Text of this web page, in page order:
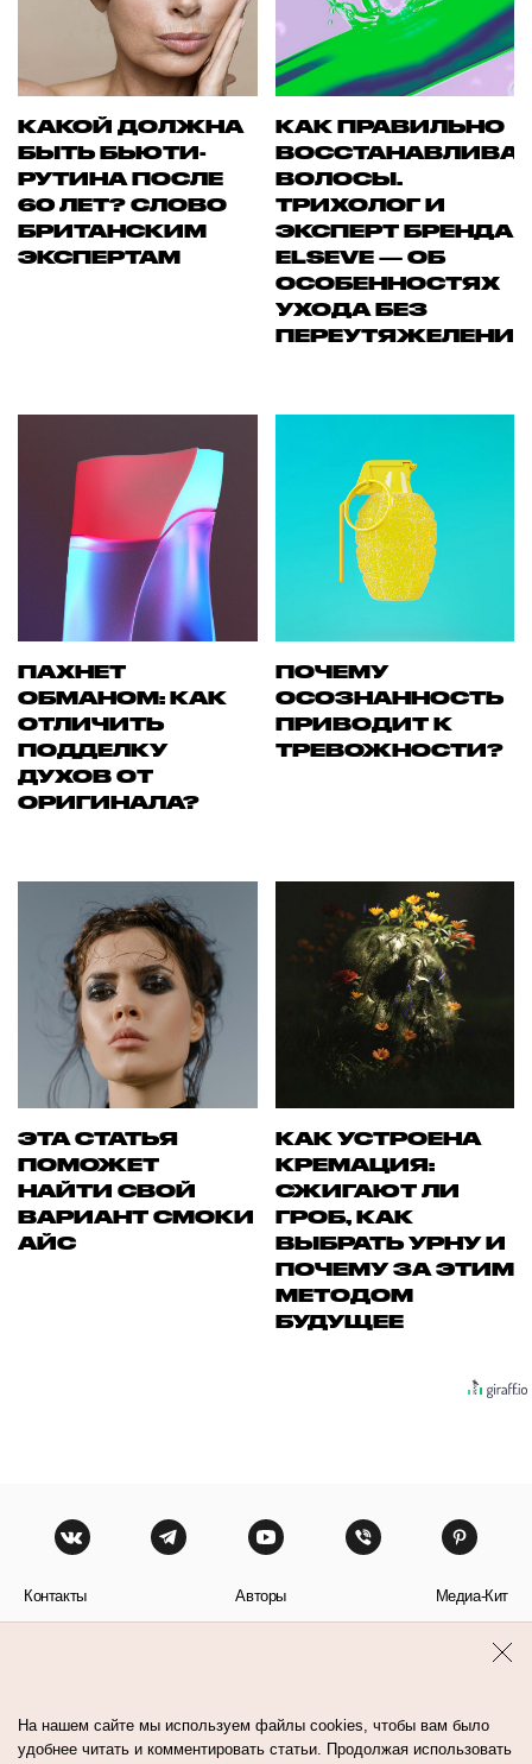
КАКОЙ ДОЛЖНА
БЫТЬ БЬЮТИ-
РУТИНА ПОСЛЕ
60 ЛЕТ? СЛОВО
БРИТАНСКИМ
ЭКСПЕРТАМ
КАК ПРАВИЛЬНО
ВОЛОСЫ.
ТРИХОЛОГ И
ЭКСПЕРТ БРЕНДА
ELSEVE — ОБ
ОСОБЕННОСТЯХ
УХОДА БЕЗ
ПЕРЕУТЯЖЕЛЕНИЯ
ПАХНЕТ
ОБМАНОМ: КАК
ОТЛИЧИТЬ
ПОДДЕЛКУ
ДУХОВ ОТ
ОРИГИНАЛА?
ПОЧЕМУ
ОСОЗНАННОСТЬ
ПРИВОДИТ К
ТРЕВОЖНОСТИ?
ЭТА СТАТЬЯ
ПОМОЖЕТ
НАЙТИ СВОЙ
ВАРИАНТ СМОКИ
АЙС
КАК УСТРОЕНА
КРЕМАЦИЯ:
СЖИГАЮТ ЛИ
ГРОБ, КАК
ВЫБРАТЬ УРНУ И
ПОЧЕМУ ЗА ЭТИМ
МЕТОДОМ
БУДУЩЕЕ
Контакты Авторы Медиа-Кит
На нашем сайте мы используем файлы cookies, чтобы вам было
удобнее читать и комментировать статьи. Продолжая использовать